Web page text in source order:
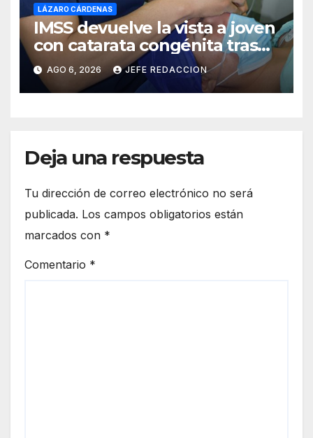
LÁZARO CÁRDENAS
IMSS devuelve la vista a joven
con catarata congénita tras
23 años de limitación visual
AGO 6, 2026 JEFE REDACCION
Deja una respuesta
Tu dirección de correo electrónico no será
publicada. Los campos obligatorios están
marcados con *
Comentario *